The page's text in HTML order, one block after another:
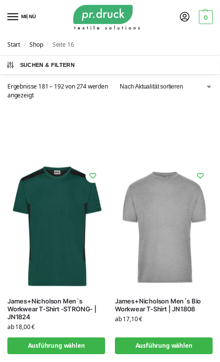
MENÜ 0
Start / Shop / Seite 16
SUCHEN & FILTERN
Ergebnisse 181 – 192 von 274 werden
angezeigt
James+Nicholson Men´s
Workwear T-Shirt -STRONG- |
JN1824
ab18,00€
Ausführung wählen
James+Nicholson Men´s Bio
Workwear T-Shirt | JN1808
ab17,10€
Ausführung wählen